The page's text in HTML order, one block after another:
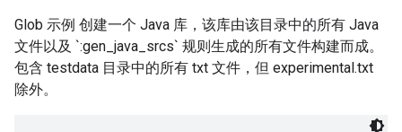
Glob 示例 创建一个 Java 库，该库由该目录中的所有 Java
文件以及 `:gen_java_srcs` 规则生成的所有文件构建而成。
包含 testdata 目录中的所有 txt 文件，但 experimental.txt
除外。